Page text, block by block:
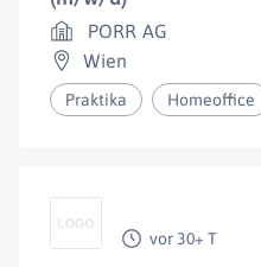
PORR AG
Wien
Praktika Homeoffice
vor 30+ T